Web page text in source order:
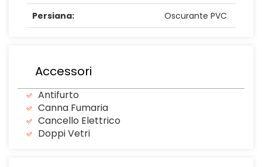
Persiana: Oscurante PVC
Accessori
Antifurto
Canna Fumaria
Cancello Elettrico
Doppi Vetri